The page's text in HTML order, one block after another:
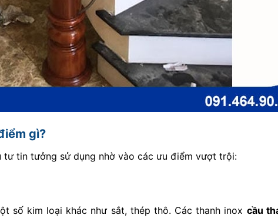
gì?
tư tin tưởng sử dụng nhờ vào các ưu điểm vượt trội:
số kim loại khác như sắt, thép thô. Các thanh inox cầu